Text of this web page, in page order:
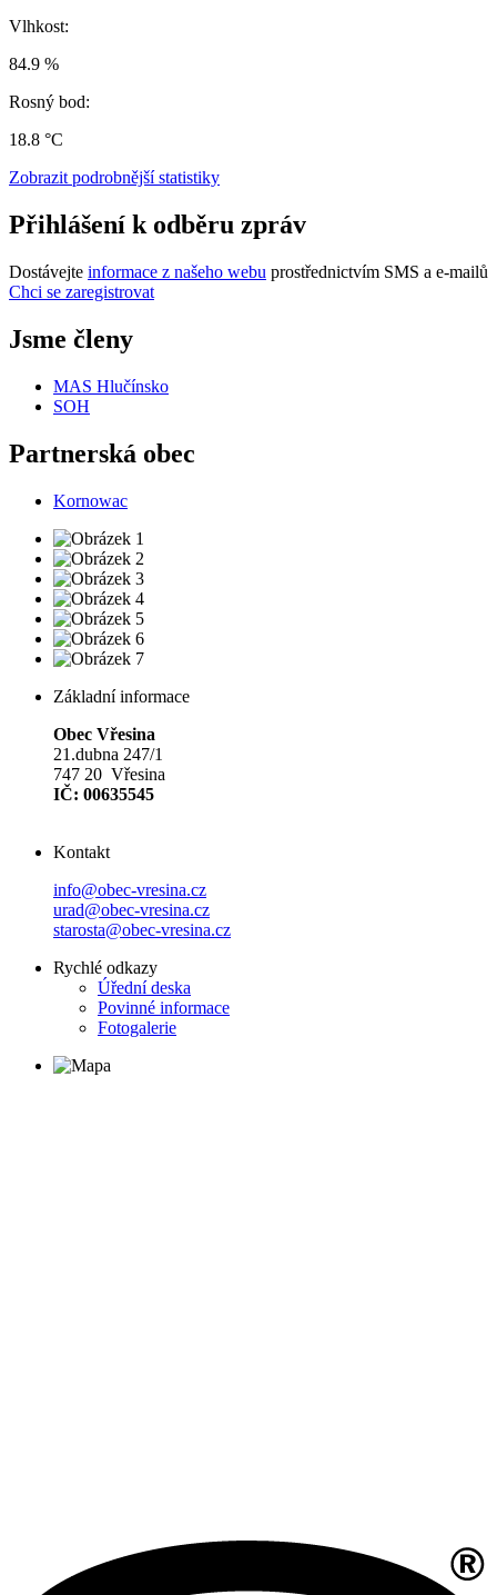
Vlhkost:
84.9 %
Rosný bod:
18.8 °C
Zobrazit podrobnější statistiky
Přihlášení k odběru zpráv
Dostávejte informace z našeho webu prostřednictvím SMS a e-mailů
Chci se zaregistrovat
Jsme členy
MAS Hlučínsko
SOH
Partnerská obec
Kornowac
Základní informace
Obec Vřesina
21.dubna 247/1
747 20 Vřesina
IČ: 00635545
Kontakt
info@obec-vresina.cz
urad@obec-vresina.cz
starosta@obec-vresina.cz
Rychlé odkazy
Úřední deska
Povinné informace
Fotogalerie